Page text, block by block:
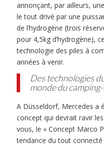
annonçant, par ailleurs,
le tout drivé par une
de l’hydrogène (trois
pour 4,5kg d’hydrogène),
technologie des piles à
années à venir.
Des technologies
monde du
A Düsseldorf, Mercedes a
concept qui devrait ravir
vous, le « Concept Marco
tendance du tout